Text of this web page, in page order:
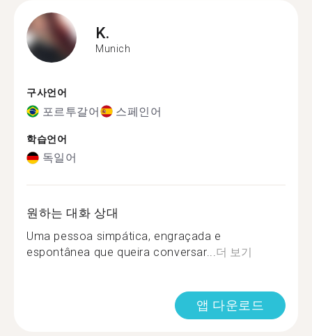
K.
Munich
구사언어
포르투갈어 스페인어
학습언어
독일어
원하는 대화 상대
Uma pessoa simpática, engraçada e
espontânea que queira conversar...더 보기
앱 다운로드